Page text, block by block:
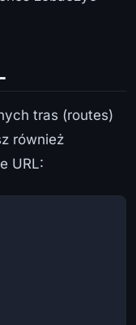
tras (routes)
również
URL: